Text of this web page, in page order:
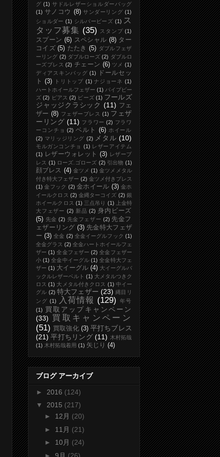
グ (1) サドルレザーショルダーバッグ
(1) サノコウ (8) サンダーリング (1)
ショルダー (1) シルバービーズ (1) ス
タッフ募集 (35) スタンプ (1)
スプーン (6) スペシャル (8) ター
コイズ (5) たたき (5) ダブルフェザ
ーリング (2) ダブルローズ (2) ダブルロ
ーズブレス (2) チェーン (6) ツメ (1)
ディアスキンバッグ (1)
ドールセッ
ト
(3) トリトップ (1) ナジョーネ (1)
ハートホイールフェザー (1) パイプビー
ズ (2) ピアス (2) ビーズ (1) フールズ
ジャッジクラシック (11) フェ
ザー (8) フェザーブレス (1) フェザ
ーリング (11) フラワー (2) フラワ
ーコンチョ (2) ベルト (6) ホイール
(2) マリッジリング (2) メタル (10)
モルガンコンチョ (1)
レザーアイテム
(1)
レザーウォレット (3)
レザーブ
レス (1) ローズ.ゴローズ (2) 引出物 (1)
顔ブレス (4) 金ツメ (1) 金ツメメタル
付き特大フェザー (2) 金ツメ付きブレス
(1) 金フック (2) 金ホイール (3) 金ホ
イールクロス (2) 金縄ターコイズ (2) 銀
ホイールクロス (1) 三点吊り (1)
上金特
大フェザー (2) 新品 (2) 身内ビーズ
(5) 先金 (2) 先金フェザー (2) 先金フ
ェザーリング (3) 先金特大フェザ
ー (3) 全金 (2) 全金イーグルフック (1)
全金グラス (2) 全金ハートホイールフェ
ザー (1) 全金フェザー (2) 全金フェザー
小 (1) 全金中イーグル (1) 全金特大フェ
ザー (1) 大イーグル (4) 大イーグルバ
ックルレザーベルト (1) 大メタルつきク
ロス (1) 大メタル付きクロス (1) 中イー
グル (2) 特大フェザー (23) 縄目リ
ング (1) 入荷情報 (129)
年号
(1) 買取アップキャンペーン
(33)
買取キャンペーン
(51) 買取強化 (3) 平打ちブレス
(21) 平打ちリング (11) 木村拓哉
(1) 木村拓哉着用 (1) 矢じり (4)
ブログ アーカイブ
► 2016 (124)
▼ 2015 (217)
► 12月 (20)
► 11月 (21)
► 10月 (24)
► 9月 (26)